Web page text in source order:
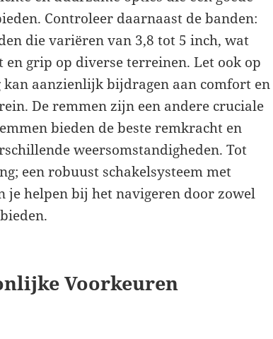
Controleer daarnaast de banden:
die variëren van 3,8 tot 5 inch, wat
grip op diverse terreinen. Let ook op
kan aanzienlijk bijdragen aan comfort en
De remmen zijn een andere cruciale
bieden de beste remkracht en
weersomstandigheden. Tot
een robuust schakelsysteem met
je helpen bij het navigeren door zowel
Voorkeuren